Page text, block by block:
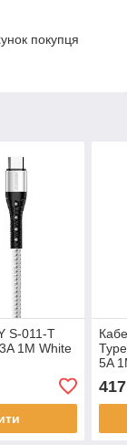
покупця
S-011-T
1M White
5A
417